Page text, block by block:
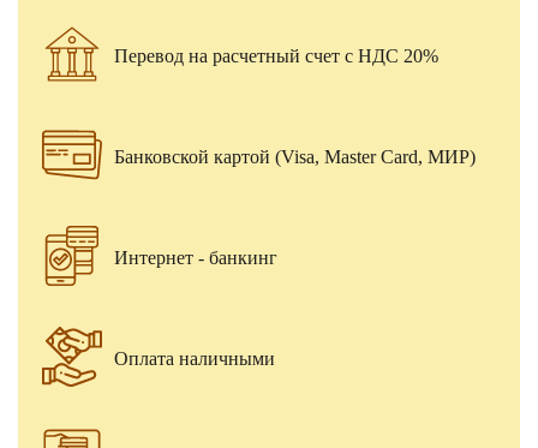
Перевод на расчетный счет с НДС 20%
Банковской картой (Visa, Master Card, МИР)
Интернет - банкинг
Оплата наличными